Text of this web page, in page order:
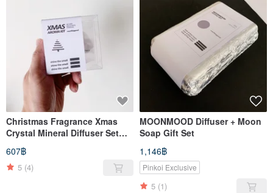
Christmas Fragrance Xmas
Crystal Mineral Diffuser Set
607฿
5 (4)
MOONMOOD Diffuser + Moon
Soap Gift Set
1,146฿
Pinkoi Exclusive
5 (1)